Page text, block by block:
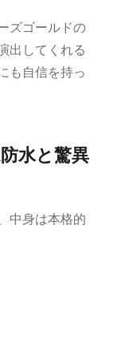
ズゴールドの
出してくれる
も自信を持っ
水と驚異
中身は本格的